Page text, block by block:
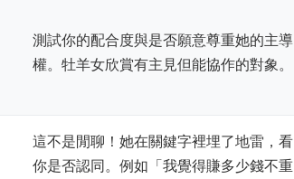
測試你的配合度與是否願意尊重她的主導
權。牡羊女欣賞有主見但能協作的對象。
這不是閒聊！她在關鍵字裡埋了地雷，看
你是否認同。例如「我覺得賺多少錢不重